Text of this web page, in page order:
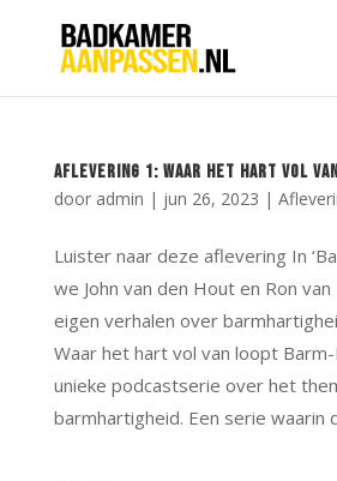
Aflevering 1: Waar het hart vol
door admin | jun 26, 2023 |
Luister naar deze aflevering In
we John van den Hout en Ron van
eigen verhalen over
Waar het hart vol van loopt
unieke podcastserie over het
barmhartigheid. Een serie waarin